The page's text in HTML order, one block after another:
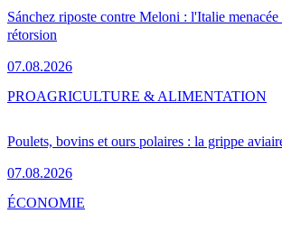
Sánchez riposte contre Meloni : l'Italie menacée
rétorsion
07.08.2026
Poulets, bovins et ours polaires : la grippe
07.08.2026
PROAGRICULTURE & ALIMENTATION
ÉCONOMIE